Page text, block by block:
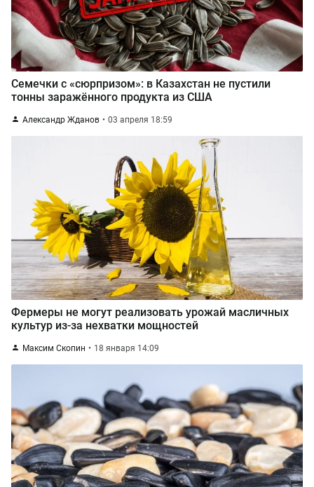
Семечки с «сюрпризом»: в Казахстан не пустили
тонны заражённого продукта из США
Александр Жданов 03 апреля 18:59
Фермеры не могут реализовать урожай масличных
культур из-за нехватки мощностей
Максим Скопин 18 января 14:09